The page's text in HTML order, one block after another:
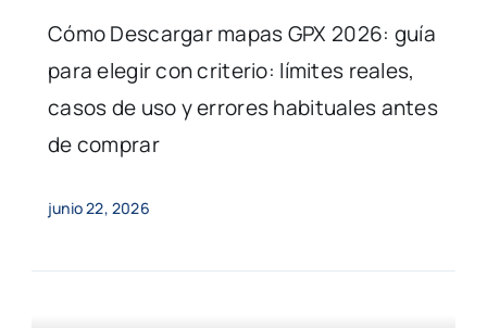
Cómo Descargar mapas GPX 2026: guía
para elegir con criterio: límites reales,
casos de uso y errores habituales antes
de comprar
junio 22, 2026